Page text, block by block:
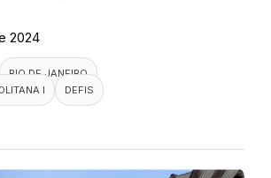
2024
RIO DE JANEIRO
I
DEFIS